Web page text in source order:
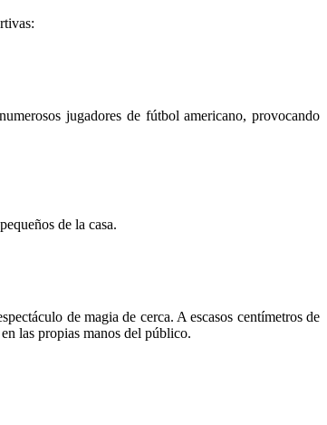
jugadores de fútbol americano, provocando
de la casa.
de magia de cerca. A escasos centímetros de
las propias manos del público.